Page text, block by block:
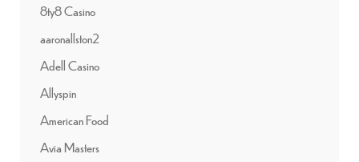
8ty8 Casino
aaronallston2
Adell Casino
Allyspin
American Food
Avia Masters